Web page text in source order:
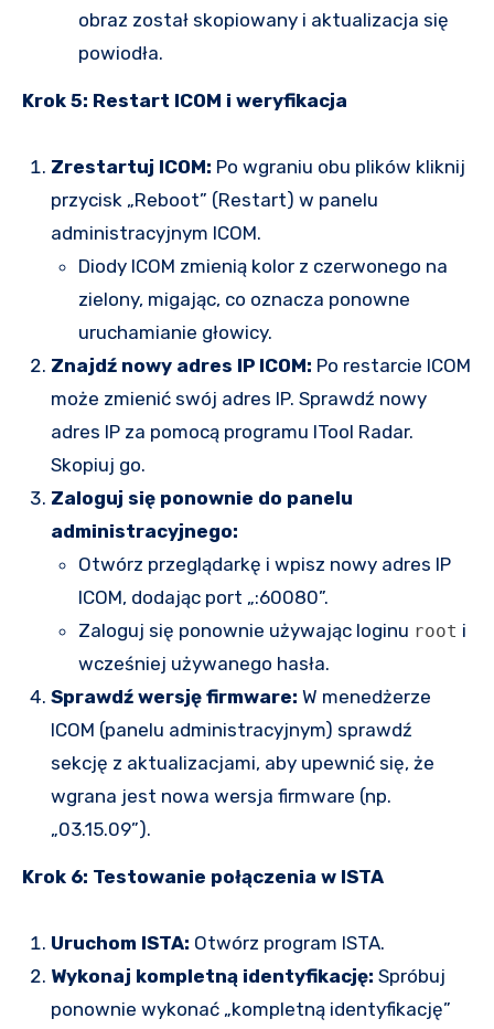
obraz został skopiowany i aktualizacja się
powiodła.
Krok 5: Restart ICOM i weryfikacja
Zrestartuj ICOM: Po wgraniu obu plików kliknij
przycisk „Reboot” (Restart) w panelu
administracyjnym ICOM.
Diody ICOM zmienią kolor z czerwonego na
zielony, migając, co oznacza ponowne
uruchamianie głowicy.
Znajdź nowy adres IP ICOM: Po restarcie ICOM
może zmienić swój adres IP. Sprawdź nowy
adres IP za pomocą programu ITool Radar.
Skopiuj go.
Zaloguj się ponownie do panelu
administracyjnego:
Otwórz przeglądarkę i wpisz nowy adres IP
ICOM, dodając port „:60080”.
Zaloguj się ponownie używając loginu root i
wcześniej używanego hasła.
Sprawdź wersję firmware: W menedżerze
ICOM (panelu administracyjnym) sprawdź
sekcję z aktualizacjami, aby upewnić się, że
wgrana jest nowa wersja firmware (np.
„03.15.09”).
Krok 6: Testowanie połączenia w ISTA
Uruchom ISTA: Otwórz program ISTA.
Wykonaj kompletną identyfikację: Spróbuj
ponownie wykonać „kompletną identyfikację”